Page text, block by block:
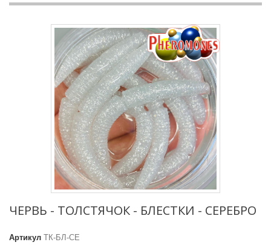
ЧЕРВЬ - ТОЛСТЯЧОК - БЛЕСТКИ - СЕРЕБРО
Артикул ТК-БЛ-СЕ